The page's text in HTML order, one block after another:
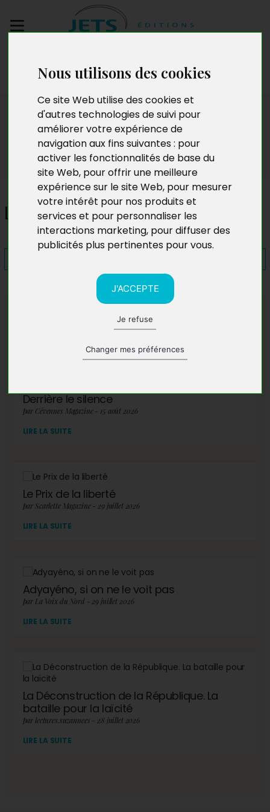
Nous utilisons des cookies
Ce site Web utilise des cookies et
d'autres technologies de suivi pour
améliorer votre expérience de
navigation aux fins suivantes : pour
activer les fonctionnalités de base du
site Web, pour offrir une meilleure
expérience sur le site Web, pour mesurer
votre intérêt pour nos produits et
services et pour personnaliser les
interactions marketing, pour diffuser des
publicités plus pertinentes pour vous.
J'ACCEPTE
Je refuse
Changer mes préférences
manuscrit
Presse
Lola. L’Emprise de la violence
A lire également
Derrière le silence
par Cévennes Magazine - 15 août 2026
LIRE LA SUITE
Le Prix de la liberté
par Scarlette Magazine - 29 juillet 2026
LIRE LA SUITE
Adyayéno, si on ne le voit pas
par La Voix du Nord - 29 juillet 2026
LIRE LA SUITE
La Déconstruction de la République. La
bataille pour la laïcité
par lectures.suzannees - 28 juillet 2026
LIRE LA SUITE